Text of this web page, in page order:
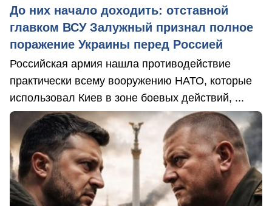
До них начало доходить: отставной
главком ВСУ Залужный признал полное
поражение Украины перед Россией
Российская армия нашла противодействие
практически всему вооружению НАТО, которые
использовал Киев в зоне боевых действий, ...